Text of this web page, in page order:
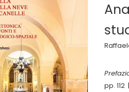
pp.